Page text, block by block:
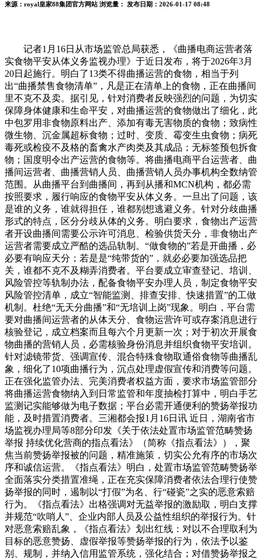
来源：royal皇家88集团官方网站 浏览量： 发布日期：2026-01-17 08:48
记者1月16日从市场监管总局获悉，《曲播电商运营者落
实食物平安从体义务监视办理》于近日发布，将于2026年3月
20日起施行。明白了13类不得曲播运营的食物，相当于列
出“曲播禁售食物清单”，凡是正在清单上的食物，正在曲播间
里不克不及卖。据引见，针对消费者反映强烈的问题，为切实
保障身体健康和生命平安，对曲播运营的食物做出了细化，此
中包罗用非食物原料出产、添加有毒无害物质的食物；致病性
微生物、沉金属超标食物；过时、变质、霉变生虫食物；病死
毒死或检疫不及格的畜禽水产肉类及其成品；无标签预包拆食
物；国度明令出产运营的食物等。将曲播电商平台运营者、曲
播间运营者、曲播营销人员、曲播营销人员办事机构全数纳管
范围。从曲播平台到曲播间，再到从播和MCN机构，都必需
按照要求，履行响应的食物平安从体义务。一旦出了问题，该
是谁的义务，谁就得担任，谁都别想逃避义务。针对分歧曲播
形式的特点，区分分歧从体的义务。明白要求，食物出产运营
者开设曲播间需要公示许可消息、检验供货天分，非食物出产
运营者需要成立严酷的选品轨制。“做食物的”若是开曲播，必
必要有响应天分；若是是“纯带货的”，就必必要加强选品把
关，谁都不克不及糊弄消费者。平台要成立审查登记、培训、
风险管控等轨制办法，配备食物平安办理人员，制定食物平安
风险管控清单，成立“智能监测、排查安排、快速措置”的工做
机制。杜绝“无天分曲播”和“无培训上岗”现象。明白，平台需
要对曲播间运营者的从体天分、食物运营许可或存案消息进行
核验登记，成立档案而且每六个月更新一次；对于初次开展食
物曲播的营销人员，必需核验身份消息并组织食物平安培训。
针对滤镜带货、强调宣传、混合特殊食物取通俗食物等曲播乱
象，细化了10项曲播行为，沉点处理虚假宣传和消费等问题。
正在强化监管办法、完美消费者权益方面，要求市场监管部分
将曲播运营食物纳入到日常监管和年度抽检打算中，明白手艺
监测记实能够做为电子数据；平台必需开通便利的赞扬举报功
能，及时措置消费者。三湘都会报1月16日讯 近日，湖南省市
场监视办理局等8部分印发《关于依法处置市场监管范畴赞扬
举报 持续优化营商的指点看法》（简称《指点看法》），聚
焦当前赞扬举报被的问题，精准施策，切实公允有序的市场次
序和诚信运营。《指点看法》明白，处置市场监管范畴赞扬举
全面落实分类措置准绳，正在充实保障消费者依法合理行使赞
扬举报的同时，遏制以“打假”为名、行“碰瓷”之实的恶意索赔
行为。《指点看法》出格强调对无益举报的激励取，明白支撑
并规范“吹哨人”、企业内部人员及公益性组织的举报行为。针
对恶意索赔乱象，《指点看法》划出红线：对以不合理取利为
目标的恶意赞扬、虚假举报等赞扬举报的行为，依法予以鉴
别、规制，并纳入信用监管系统，强化结合；对借赞扬举报之